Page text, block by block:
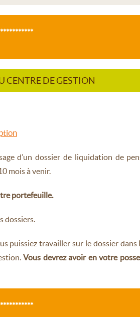
CENTRE DE GESTION
d’un dossier de liquidation de
mois à venir.
portefeuille.
dossiers.
travailler sur le dossier dans
Vous devrez avoir en votre